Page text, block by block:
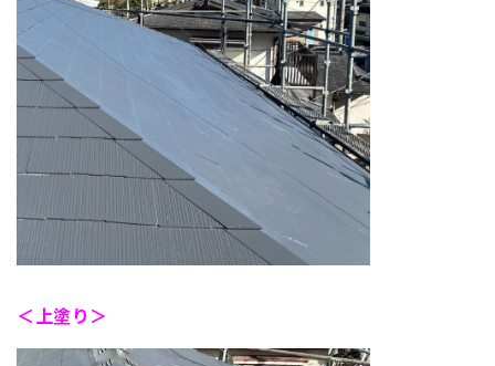
＜上塗り＞